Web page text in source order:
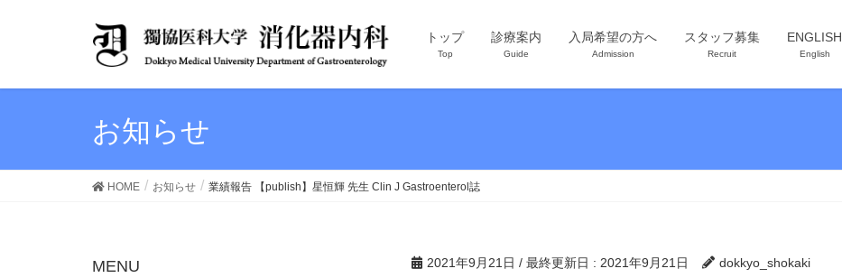
トップ
Top
診療案内
Guide
入局希望の方へ
Admission
スタッフ募集
Recruit
ENGLISH
English
お知らせ
HOME お知らせ 業績報告 【publish】星恒輝 先生 Clin J Gastroenterol誌
2021年9月21日 / 最終更新日 : 2021年9月21日 dokkyo_shokaki
MENU